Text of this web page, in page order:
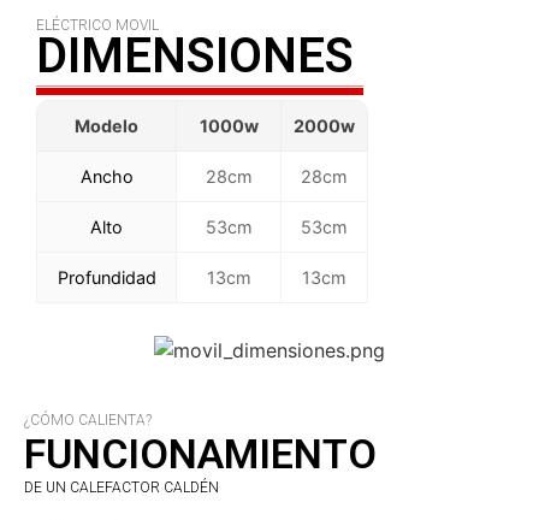
ELÉCTRICO MOVIL
DIMENSIONES
Modelo 1000w 2000w
Ancho 28cm 28cm
Alto 53cm 53cm
Profundidad 13cm 13cm
¿CÓMO CALIENTA?
FUNCIONAMIENTO
DE UN CALEFACTOR CALDÉN